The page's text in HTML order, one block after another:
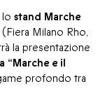
stand Marche
(Fiera Milano Rho,
la presentazione
“Marche e il
profondo tra